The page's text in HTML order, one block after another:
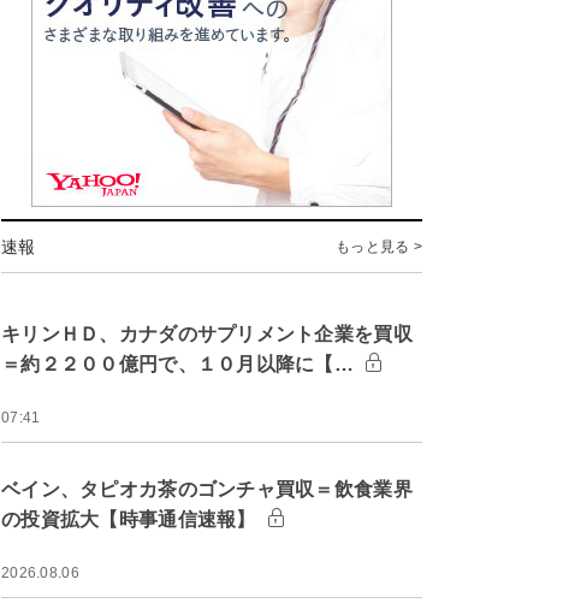
速報 もっと見る >
キリンＨＤ、カナダのサプリメント企業を買収
＝約２２００億円で、１０月以降に【…
07:41
ベイン、タピオカ茶のゴンチャ買収＝飲食業界
の投資拡大【時事通信速報】
2026.08.06